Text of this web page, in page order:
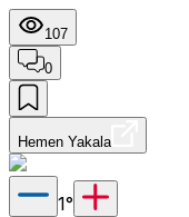
107
0
Hemen Yakala
1°